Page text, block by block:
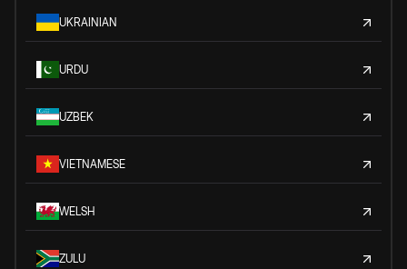
UKRAINIAN
URDU
UZBEK
VIETNAMESE
WELSH
ZULU